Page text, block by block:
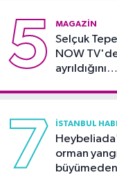
5 MAGAZIN
Selçuk
NOW
ayrıldığını
7 İSTANBUL
orman
büyümeden